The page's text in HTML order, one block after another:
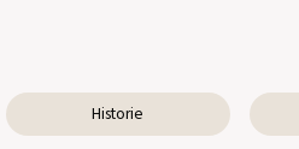
Historie